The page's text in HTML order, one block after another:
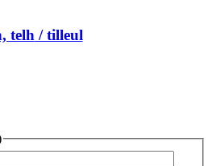
telh / tilleul